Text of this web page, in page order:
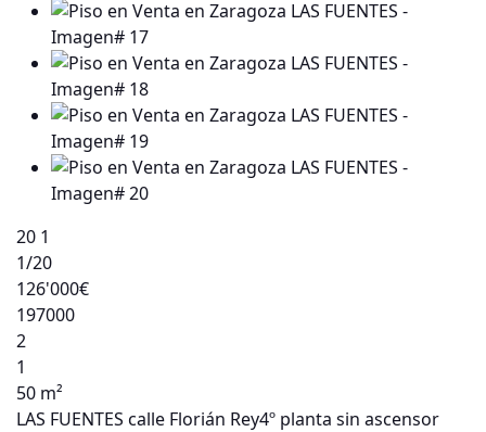
20 1
1/20
126'000€
197000
2
1
50 m²
LAS FUENTES calle Florián Rey4º planta sin ascensor